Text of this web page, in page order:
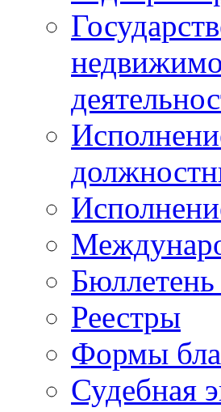
Реестры
Формы
Судебная